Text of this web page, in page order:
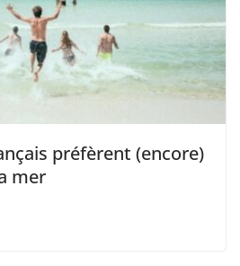
préfèrent (encore)
mer